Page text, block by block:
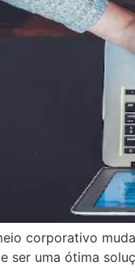
corporativo
ser uma ótima